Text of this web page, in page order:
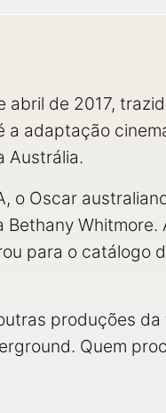
de 2017,
a adaptação
Austrália.
o Oscar
para o catálogo
produções
Quem